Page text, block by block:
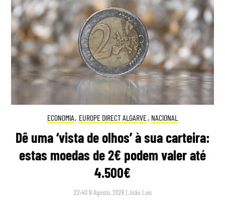
ECONOMIA, EUROPE DIRECT ALGARVE, NACIONAL
Dê uma ‘vista de olhos’ à sua carteira:
estas moedas de 2€ podem valer até
4.500€
22:40 8 Agosto, 2026 |João Luís